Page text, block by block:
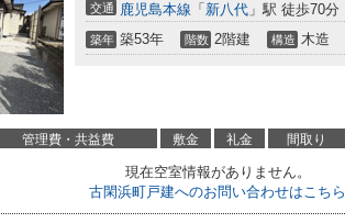
交通 鹿児島本線 「 新八代 」駅 徒歩70分
築年 築53年 階数 2階建 構造 木造
管理費・共益費 敷金 礼金 間取り
現在空室情報がありません。
古閑浜町戸建へのお問い合わせはこちら